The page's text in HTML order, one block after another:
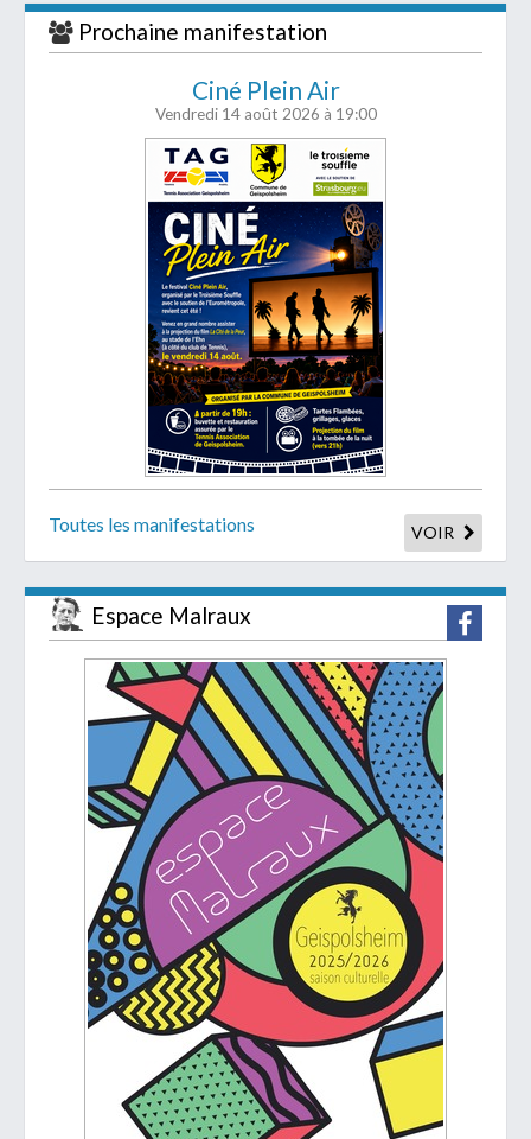
Prochaine manifestation
Ciné Plein Air
Vendredi 14 août 2026 à 19:00
Toutes les manifestations VOIR
Espace Malraux